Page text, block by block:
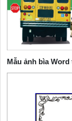
Mẫu ảnh bìa Word